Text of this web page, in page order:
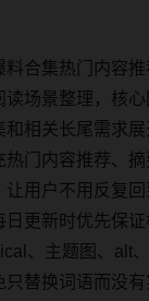
料合集热门内容
读场景整理，核
和相关长尾需求
热门内容推荐、
让用户不用反复
更新时优先保证
、主题图、alt
只替换词语而没